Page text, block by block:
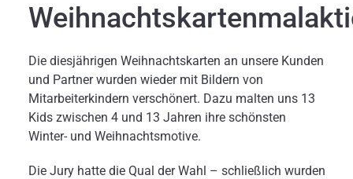
Karriere
Die diesjährigen Weihnachtskarten an unsere Kunden
und Partner wurden wieder mit Bildern von
Mitarbeiterkindern verschönert. Dazu malten uns 13
Kids zwischen 4 und 13 Jahren ihre schönsten
Winter- und Weihnachtsmotive.
Die Jury hatte die Qual der Wahl – schließlich wurden